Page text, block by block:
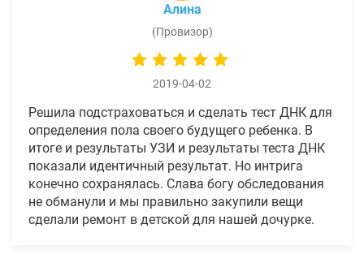
Алина
(Провизор)
2019-04-02
Решила подстраховаться и сделать тест ДНК для
определения пола своего будущего ребенка. В
итоге и результаты УЗИ и результаты теста ДНК
показали идентичный результат. Но интрига
конечно сохранялась. Слава богу обследования
не обманули и мы правильно закупили вещи
сделали ремонт в детской для нашей дочурке.